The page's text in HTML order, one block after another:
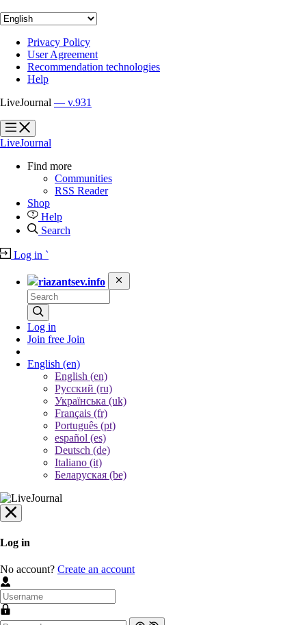
Privacy Policy
User Agreement
Recommendation technologies
Help
LiveJournal — v.931
?
?
LiveJournal
Find more
Communities
RSS Reader
Shop
Help
Search
Log in `
riazantsev.info
Log in
Join free Join
English (en)
English (en)
Русский (ru)
Українська (uk)
Français (fr)
Português (pt)
español (es)
Deutsch (de)
Italiano (it)
Беларуская (be)
Log in
No account? Create an account